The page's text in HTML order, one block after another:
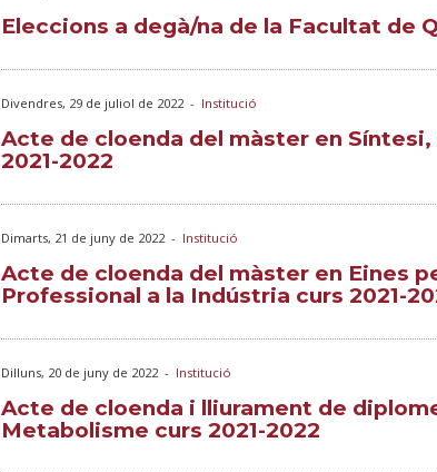
Eleccions a degà/na de la Facultat de
Divendres, 29 de juliol de 2022- Institució
Acte de cloenda del màster en
2021-2022
Dimarts, 21 de juny de 2022- Institució
Acte de cloenda del màster en Eines
Professional a la Indústria curs 2021-
Dilluns, 20 de juny de 2022- Institució
Acte de cloenda i lliurament de
Metabolisme curs 2021-2022